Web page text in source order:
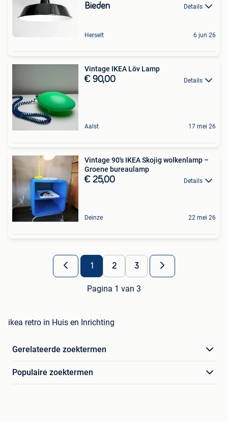
Bieden Details
Herselt 6 jun 26
Vintage IKEA Löv Lamp
€ 90,00 Details
Aalst 17 mei 26
Vintage 90's IKEA Skojig wolkenlamp –
Groene bureaulamp
€ 25,00 Details
Deinze 22 mei 26
1 2 3
Pagina 1 van 3
ikea retro in Huis en Inrichting
Gerelateerde zoektermen
Populaire zoektermen